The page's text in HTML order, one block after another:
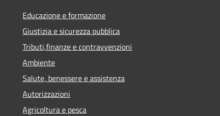
Educazione e formazione
Giustizia e sicurezza pubblica
Tributi,finanze e contravvenzioni
Ambiente
Salute, benessere e assistenza
Autorizzazioni
Agricoltura e pesca